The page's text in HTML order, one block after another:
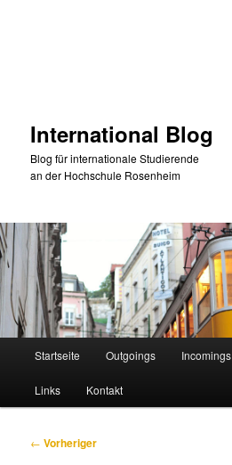
International Blog
Blog für internationale Studierende
an der Hochschule Rosenheim
Startseite Outgoings Incomings
Links Kontakt
Beitragsnavigation
← Vorheriger